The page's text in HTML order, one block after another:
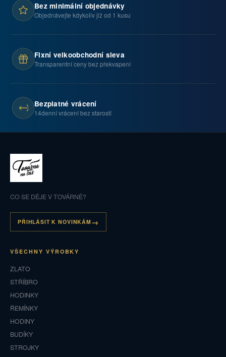
Bez minimální objednávky
Objednávejte kdykoliv již od 1 kusu
Fixní velkoobchodní sleva
Transparentní ceny bez překvapení
Bezplatné vrácení
14denní vrácení bez starostí
CO SE DĚJE V TOVÁRNĚ?
PŘIHLÁSIT K NOVINKÁM
VŠECHNY VÝROBKY
ZLATO
STŘÍBRO
HODINKY
ŘEMÍNKY
HODINY
BUDÍKY
STROJKY